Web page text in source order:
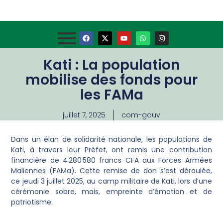
Kati : La population
mobilise des fonds pour
les FAMa
juillet 7, 2025 com-gouv
Dans un élan de solidarité nationale, les populations de
Kati, à travers leur Préfet, ont remis une contribution
financière de 4 280 580 francs CFA aux Forces Armées
Maliennes (FAMa). Cette remise de don s’est déroulée,
ce jeudi 3 juillet 2025, au camp militaire de Kati, lors d’une
cérémonie sobre, mais, empreinte d’émotion et de
patriotisme.